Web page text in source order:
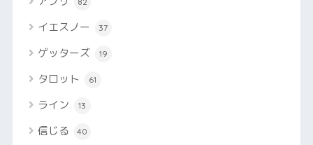
イエスノー 37
ゲッターズ 19
タロット 61
ライン 13
信じる 40